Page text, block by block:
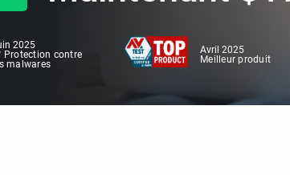
2025
Protection contre
malwares
Avril 2025
Meilleur produit